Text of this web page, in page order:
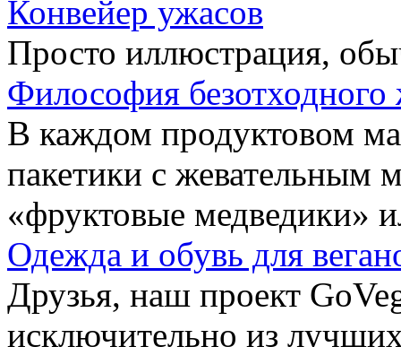
Конвейер ужасов
Просто иллюстрация,
Философия безотходного
В каждом продуктовом
пакетики с жевательным
«фруктовые медведики»
Одежда и обувь для
Друзья, наш проект
исключительно из